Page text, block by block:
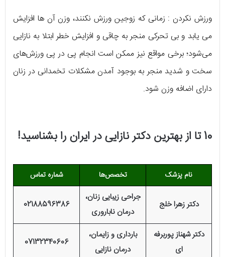
ورزش نکردن : زمانی که زوجین ورزش نکنند، وزن آن ها افزایش
می یابد و بی تحرکی منجر به چاقی و افزایش خطر ابتلا به نازایی
می‌شود؛ برخی مواقع نیز ممکن است انجام پی در پی ورزش‌های
سخت و شدید منجر به بوجود آمدن مشکلات تخمدانی در زنان
دارای اضافه وزن شود.
10 تا از بهترین دکتر نازایی در ایران را بشناسید!
نام پزشک تخصص‌ها شماره تماس
دکتر زهرا خلج
جراحی زیبایی زنان،
درمان ناباروری
02188596386
دکتر شهناز پوربرفه
ای
بارداری و زایمان،
درمان نازایی
07132340606